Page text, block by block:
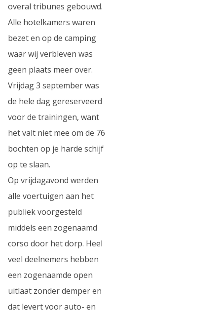
overal tribunes gebouwd.
Alle hotelkamers waren
bezet en op de camping
waar wij verbleven was
geen plaats meer over.
Vrijdag 3 september was
de hele dag gereserveerd
voor de trainingen, want
het valt niet mee om de 76
bochten op je harde schijf
op te slaan.
Op vrijdagavond werden
alle voertuigen aan het
publiek voorgesteld
middels een zogenaamd
corso door het dorp. Heel
veel deelnemers hebben
een zogenaamde open
uitlaat zonder demper en
dat levert voor auto- en